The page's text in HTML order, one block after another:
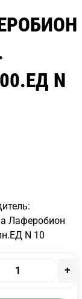
N
Лаферобион
N 10
+